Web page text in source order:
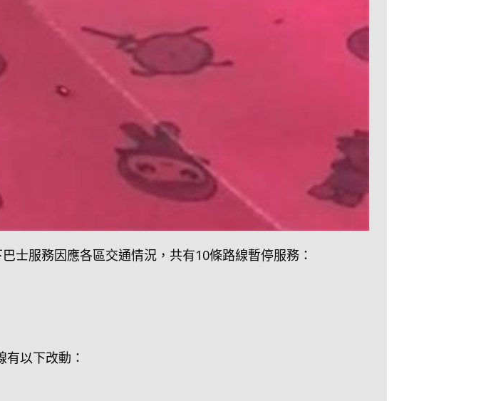
士服務因應各區交通情況，共有10條路線暫停服務：
以下改動：